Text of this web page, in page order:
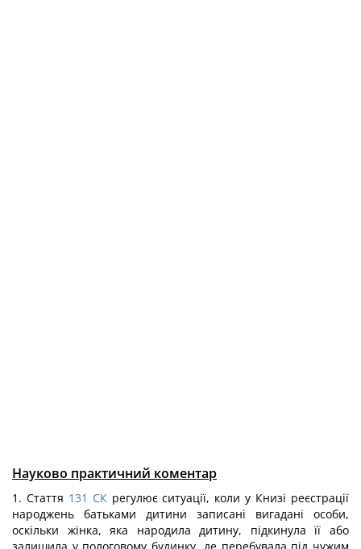
Науково практичний коментар
1. Стаття 131 СКрегулює ситуації, коли у Книзі реєстрації
народжень батьками дитини записані вигадані особи,
оскільки жінка, яка народила дитину, підкинула її або